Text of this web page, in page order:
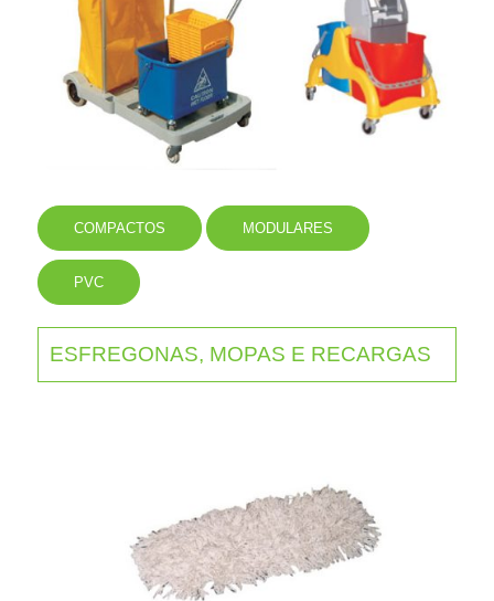
COMPACTOS MODULARES
PVC
ESFREGONAS, MOPAS E RECARGAS